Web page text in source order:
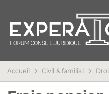
Accueil Civil & familial